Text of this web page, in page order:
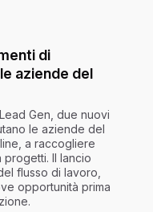
di
aziende del
Gen, due nuovi
le aziende del
a raccogliere
progetti. Il lancio
flusso di lavoro,
opportunità prima